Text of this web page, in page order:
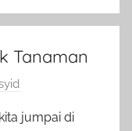
Tanaman
jumpai di